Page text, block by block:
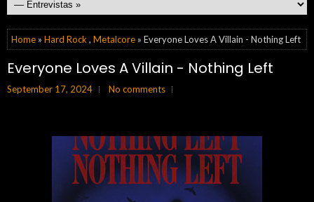
Home » Hard Rock , Metalcore » Everyone Loves A Villain - Nothing Left
Everyone Loves A Villain - Nothing Left
September 17, 2024 No comments